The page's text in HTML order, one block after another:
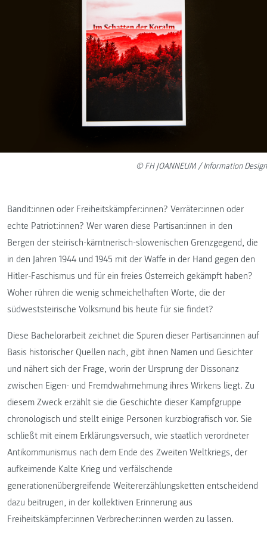
© FH JOANNEUM / Information Design
Bandit:innen oder Freiheitskämpfer:innen? Verräter:innen oder
echte Patriot:innen? Wer waren diese Partisan:innen in den
Bergen der steirisch-kärntnerisch-slowenischen Grenzgegend, die
in den Jahren 1944 und 1945 mit der Waffe in der Hand gegen den
Hitler-Faschismus und für ein freies Österreich gekämpft haben?
Woher rühren die wenig schmeichelhaften Worte, die der
südweststeirische Volksmund bis heute für sie findet?
Diese Bachelorarbeit zeichnet die Spuren dieser Partisan:innen auf
Basis historischer Quellen nach, gibt ihnen Namen und Gesichter
und nähert sich der Frage, worin der Ursprung der Dissonanz
zwischen Eigen- und Fremdwahrnehmung ihres Wirkens liegt. Zu
diesem Zweck erzählt sie die Geschichte dieser Kampfgruppe
chronologisch und stellt einige Personen kurzbiografisch vor. Sie
schließt mit einem Erklärungsversuch, wie staatlich verordneter
Antikommunismus nach dem Ende des Zweiten Weltkriegs, der
aufkeimende Kalte Krieg und verfälschende
generationenübergreifende Weitererzählungsketten entscheidend
dazu beitrugen, in der kollektiven Erinnerung aus
Freiheitskämpfer:innen Verbrecher:innen werden zu lassen.